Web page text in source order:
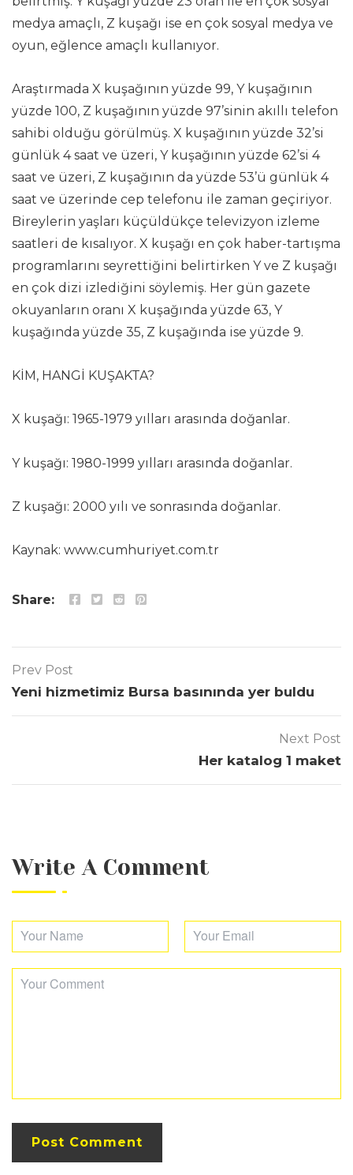
medya amaçlı, Z kuşağı ise en çok sosyal medya ve
oyun, eğlence amaçlı kullanıyor.
Araştırmada X kuşağının yüzde 99, Y kuşağının
yüzde 100, Z kuşağının yüzde 97’sinin akıllı telefon
sahibi olduğu görülmüş. X kuşağının yüzde 32’si
günlük 4 saat ve üzeri, Y kuşağının yüzde 62’si 4
saat ve üzeri, Z kuşağının da yüzde 53’ü günlük 4
saat ve üzerinde cep telefonu ile zaman geçiriyor.
Bireylerin yaşları küçüldükçe televizyon izleme
saatleri de kısalıyor. X kuşağı en çok haber-tartışma
programlarını seyrettiğini belirtirken Y ve Z kuşağı
en çok dizi izlediğini söylemiş. Her gün gazete
okuyanların oranı X kuşağında yüzde 63, Y
kuşağında yüzde 35, Z kuşağında ise yüzde 9.
KİM, HANGİ KUŞAKTA?
X kuşağı: 1965-1979 yılları arasında doğanlar.
Y kuşağı: 1980-1999 yılları arasında doğanlar.
Z kuşağı: 2000 yılı ve sonrasında doğanlar.
Kaynak: www.cumhuriyet.com.tr
Share:
Prev Post
Yeni hizmetimiz Bursa basınında yer buldu
Next Post
Her katalog 1 maket
Write A Comment